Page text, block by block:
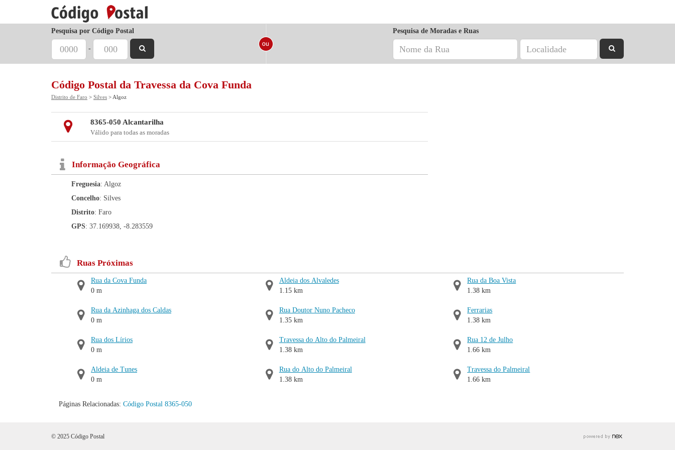
Pesquisa por Código Postal
-
Pesquisa de Moradas e Ruas
Código Postal da Travessa da Cova Funda
Distrito de Faro > Silves > Algoz
8365-050 Alcantarilha
Válido para todas as moradas
Informação Geográfica
Freguesia: Algoz
Concelho: Silves
Distrito: Faro
GPS: 37.169938, -8.283559
Ruas Próximas
Rua da Cova Funda
0 m
Rua da Azinhaga dos Caldas
0 m
Rua dos Lírios
0 m
Aldeia de Tunes
0 m
Aldeia dos Alvaledes
1.15 km
Rua Doutor Nuno Pacheco
1.35 km
Travessa do Alto do Palmeiral
1.38 km
Rua do Alto do Palmeiral
1.38 km
Rua da Boa Vista
1.38 km
Ferrarias
1.38 km
Rua 12 de Julho
1.66 km
Travessa do Palmeiral
1.66 km
Páginas Relacionadas: Código Postal 8365-050
© 2025 Código Postal